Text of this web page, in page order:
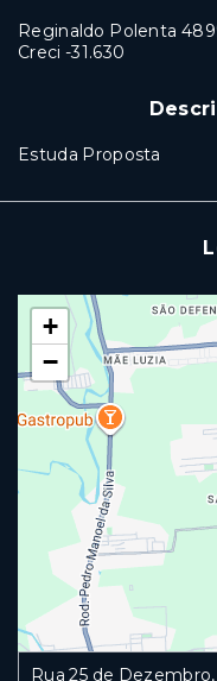
Reginaldo Polenta
Creci -31.630
Estuda Proposta
+
−
Rua 25 de